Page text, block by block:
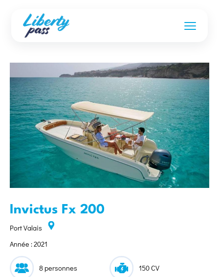
Invictus Fx 200
Port Valais
Année : 2021
8 personnes 150 CV